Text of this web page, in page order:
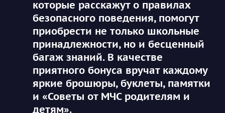
которые расскажут о правилах
безопасного поведения, помогут
приобрести не только школьные
принадлежности, но и бесценный
багаж знаний. В качестве
приятного бонуса вручат каждому
яркие брошюры, буклеты, памятки
и «Советы от МЧС родителям и
детям».